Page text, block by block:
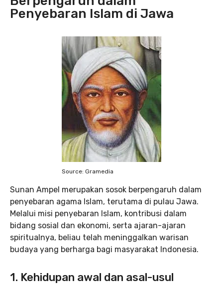
Penyebaran Islam di Jawa
Source: Gramedia
Sunan Ampel merupakan sosok berpengaruh dalam
penyebaran agama Islam, terutama di pulau Jawa.
Melalui misi penyebaran Islam, kontribusi dalam
bidang sosial dan ekonomi, serta ajaran-ajaran
spiritualnya, beliau telah meninggalkan warisan
budaya yang berharga bagi masyarakat Indonesia.
1. Kehidupan awal dan asal-usul